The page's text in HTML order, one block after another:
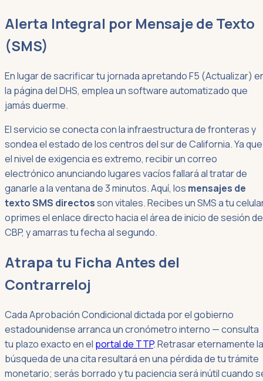
Alerta Integral por Mensaje de Texto
(SMS)
En lugar de sacrificar tu jornada apretando F5 (Actualizar)
la página del DHS, emplea un software automatizado que
jamás duerme.
El servicio se conecta con la infraestructura de fronteras y
sondea el estado de los centros del sur de California. Ya que
el nivel de exigencia es extremo, recibir un correo
electrónico anunciando lugares vacíos fallará al tratar de
ganarle a la ventana de 3 minutos. Aquí, los mensajes de
texto SMS directosson vitales. Recibes un SMS a tu
oprimes el enlace directo hacia el área de inicio de sesión de
CBP, y amarras tu fecha al segundo.
Atrapa tu Ficha Antes del
Contrarreloj
Cada Aprobación Condicional dictada por el gobierno
estadounidense arranca un cronómetro interno — consulta
tu plazo exacto en el portal de TTP. Retrasar eternamente la
búsqueda de una cita resultará en una pérdida de tu trámite
monetario; serás borrado y tu paciencia será inútil cuando